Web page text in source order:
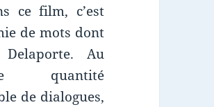
ce film, c’est
de mots dont
Au
quantité
de dialogues,